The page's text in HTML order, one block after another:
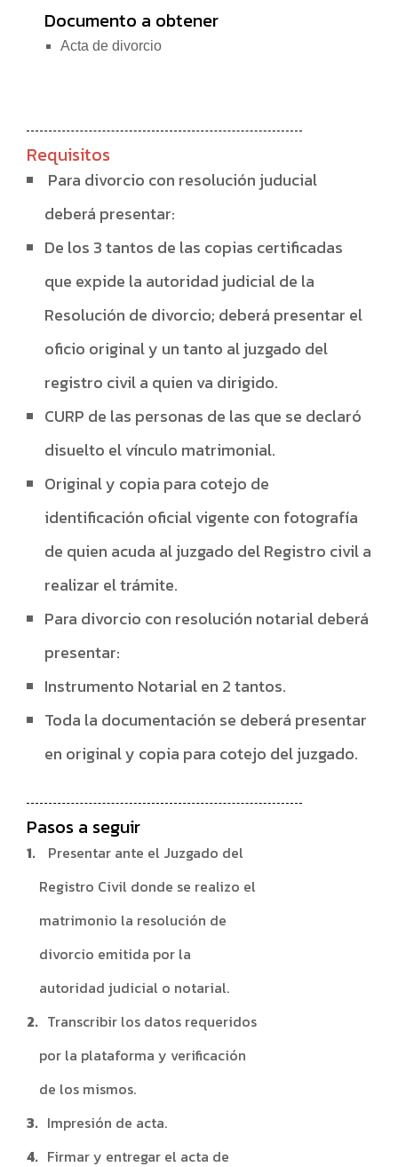
Documento a obtener
Acta de divorcio
Requisitos
Para divorcio con resolución juducial
deberá presentar:
De los 3 tantos de las copias certificadas
que expide la autoridad judicial de la
Resolución de divorcio; deberá presentar el
oficio original y un tanto al juzgado del
registro civil a quien va dirigido.
CURP de las personas de las que se declaró
disuelto el vínculo matrimonial.
Original y copia para cotejo de
identificación oficial vigente con fotografía
de quien acuda al juzgado del Registro civil a
realizar el trámite.
Para divorcio con resolución notarial deberá
presentar:
Instrumento Notarial en 2 tantos.
Toda la documentación se deberá presentar
en original y copia para cotejo del juzgado.
Pasos a seguir
Presentar ante el Juzgado del
Registro Civil donde se realizo el
matrimonio la resolución de
divorcio emitida por la
autoridad judicial o notarial.
Transcribir los datos requeridos
por la plataforma y verificación
de los mismos.
Impresión de acta.
Firmar y entregar el acta de